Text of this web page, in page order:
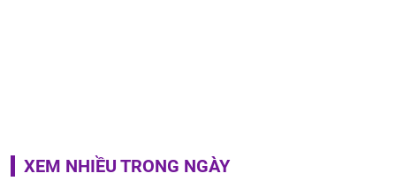
XEM NHIỀU TRONG NGÀY